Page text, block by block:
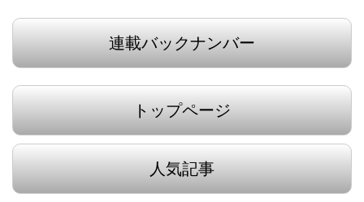
連載バックナンバー
トップページ
人気記事